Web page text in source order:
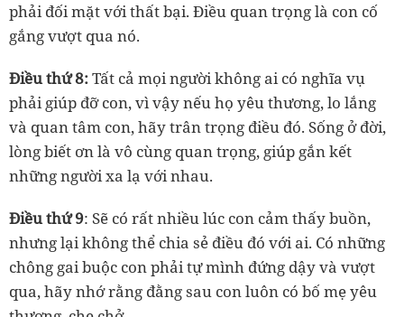
phải đối mặt với thất bại. Điều quan trọng là con cố
gắng vượt qua nó.
Điều thứ 8:Tất cả mọi người không ai có nghĩa vụ
phải giúp đỡ con, vì vậy nếu họ yêu thương, lo lắng
và quan tâm con, hãy trân trọng điều đó. Sống ở đời,
lòng biết ơn là vô cùng quan trọng, giúp gắn kết
những người xa lạ với nhau.
Điều thứ 9: Sẽ có rất nhiều lúc con cảm thấy buồn,
nhưng lại không thể chia sẻ điều đó với ai. Có những
chông gai buộc con phải tự mình đứng dậy và vượt
qua, hãy nhớ rằng đằng sau con luôn có bố mẹ yêu